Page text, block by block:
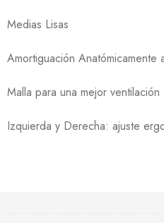
Medias Lisas
Amortiguación Anatómicamente
Malla para una mejor ventilación
Izquierda y Derecha: ajuste